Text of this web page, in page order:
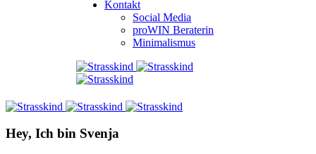
Kontakt
Social Media
proWIN Beraterin
Minimalismus
Hey, Ich bin Svenja